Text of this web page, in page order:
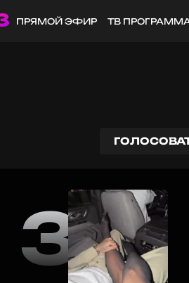
ПРЯМОЙ ЭФИР ТВ
3